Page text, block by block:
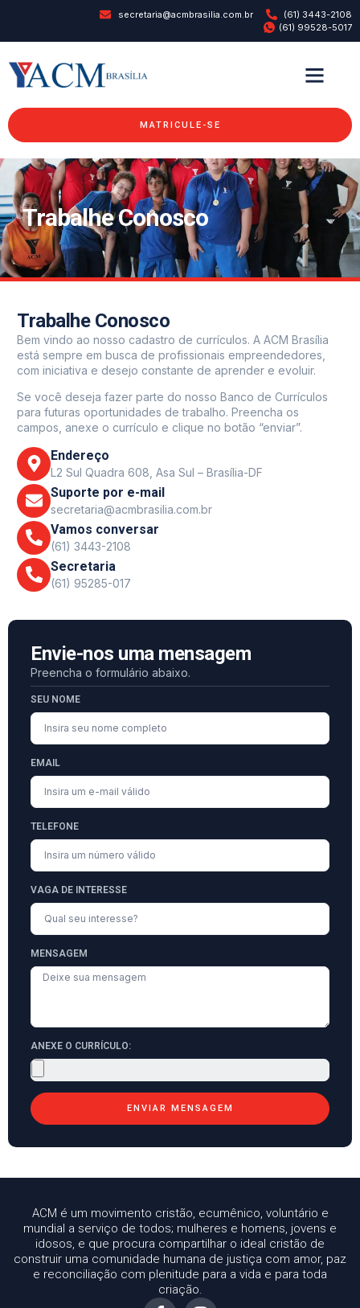
secretaria@acmbrasilia.com.br
(61) 3443-2108
(61) 99528-5017
MATRICULE-SE
Trabalhe Conosco
Trabalhe Conosco
Bem vindo ao nosso cadastro de currículos. A ACM Brasília
está sempre em busca de profissionais empreendedores,
com iniciativa e desejo constante de aprender e evoluir.
Se você deseja fazer parte do nosso Banco de Currículos
para futuras oportunidades de trabalho. Preencha os
campos, anexe o currículo e clique no botão “enviar”.
Endereço
L2 Sul Quadra 608, Asa Sul – Brasília-DF
Suporte por e-mail
secretaria@acmbrasilia.com.br
Vamos conversar
(61) 3443-2108
Secretaria
(61) 95285-017
Envie-nos uma mensagem
Preencha o formulário abaixo.
SEU NOME
EMAIL
TELEFONE
VAGA DE INTERESSE
MENSAGEM
ANEXE O CURRÍCULO:
ENVIAR MENSAGEM
ACM é um movimento cristão, ecumênico, voluntário e
mundial a serviço de todos; mulheres e homens, jovens e
idosos, e que procura compartilhar o ideal cristão de
construir uma comunidade humana de justiça com amor, paz
e reconciliação com plenitude para a vida e para toda
criação.